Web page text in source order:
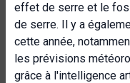
effet de serre et le
de serre. Il y a
cette année,
les prévisions
grâce à l'intelligence